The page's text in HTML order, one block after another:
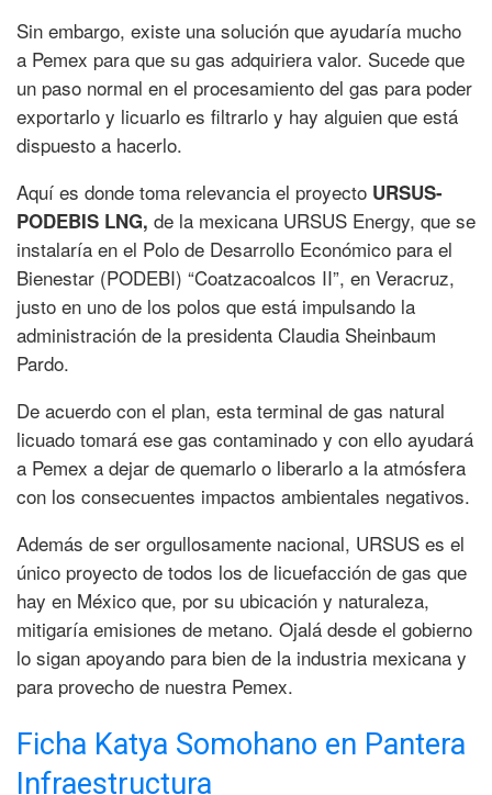
Sin embargo, existe una solución que ayudaría mucho
a Pemex para que su gas adquiriera valor. Sucede que
un paso normal en el procesamiento del gas para poder
exportarlo y licuarlo es filtrarlo y hay alguien que está
dispuesto a hacerlo.
Aquí es donde toma relevancia el proyecto URSUS-
PODEBIS LNG, de la mexicana URSUS Energy, que se
instalaría en el Polo de Desarrollo Económico para el
Bienestar (PODEBI) “Coatzacoalcos II”, en Veracruz,
justo en uno de los polos que está impulsando la
administración de la presidenta Claudia Sheinbaum
Pardo.
De acuerdo con el plan, esta terminal de gas natural
licuado tomará ese gas contaminado y con ello ayudará
a Pemex a dejar de quemarlo o liberarlo a la atmósfera
con los consecuentes impactos ambientales negativos.
Además de ser orgullosamente nacional, URSUS es el
único proyecto de todos los de licuefacción de gas que
hay en México que, por su ubicación y naturaleza,
mitigaría emisiones de metano. Ojalá desde el gobierno
lo sigan apoyando para bien de la industria mexicana y
para provecho de nuestra Pemex.
Ficha Katya Somohano en Pantera
Infraestructura